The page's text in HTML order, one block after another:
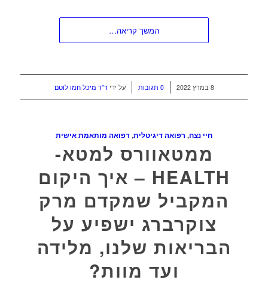
המשך קריאה…
8 במרץ 2022 / 0 תגובות על ידיד"ר מיכל חמו לוטם
חיי נצח, רפואה דיגיטלית, רפואה מותאמת אישית
ממטאוורס למטא-
HEALTH – איך היקום
המקביל שמקדם מרק
צוקרברג ישפיע על
הבריאות שלנו, מלידה
ועד מוות?